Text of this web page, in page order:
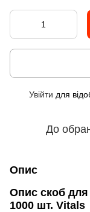
Увійти для
До
Опис
Опис скоб
1000 шт. Vitals